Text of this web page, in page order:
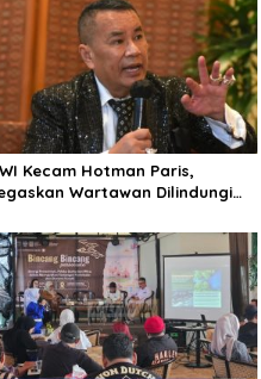
Kecam Hotman Paris,
Wartawan Dilindungi